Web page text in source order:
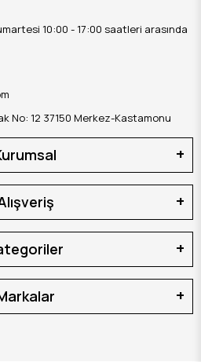
10:00 - 17:00 saatleri arasında
No: 12 37150 Merkez-Kastamonu